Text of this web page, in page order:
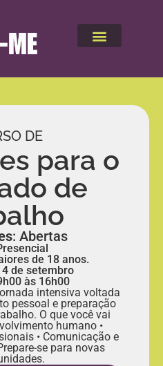
DE
para o
de
: Abertas
de 18 anos.
4 de setembro
às 16h00
intensiva voltada
pessoal e preparação
O que você vai
humano •
• Comunicação e
se para novas